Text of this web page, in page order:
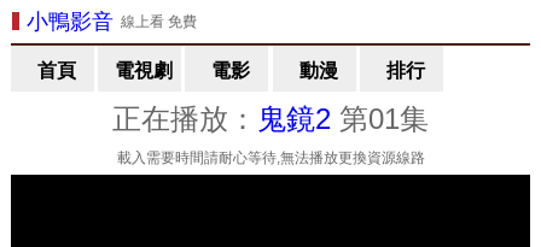
小鴨影音線上看 免費
首頁 電視劇 電影 動漫 排行
正在播放： 鬼鏡2 第01集
載入需要時間請耐心等待,無法播放更換資源線路